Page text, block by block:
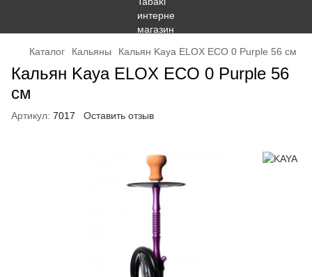
Каталог Кальяны Кальян Kaya ELOX ECO 0 Purple 56 см
Кальян Kaya ELOX ECO 0 Purple 56
см
Артикул: 7017 Оставить отзыв